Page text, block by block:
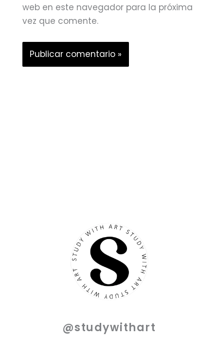
web en este navegador para la próxima
vez que comente.
@studywithart